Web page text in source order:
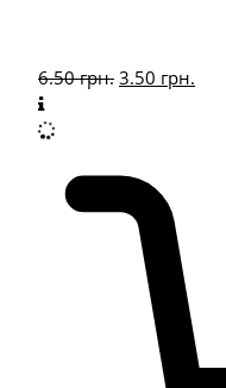
6.50грн. 3.50 грн.